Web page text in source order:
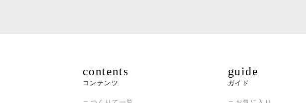
contents
コンテンツ
guide
ガイド